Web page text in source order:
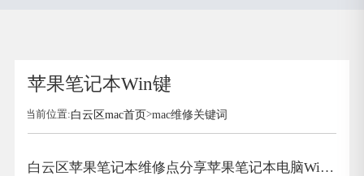
苹果笔记本Win键
当前位置:白云区mac首页>mac维修关键词
白云区苹果笔记本维修点分享苹果笔记本电脑Win